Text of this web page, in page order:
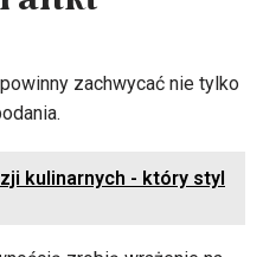
zachwycać nie tylko
kulinarnych - który styl